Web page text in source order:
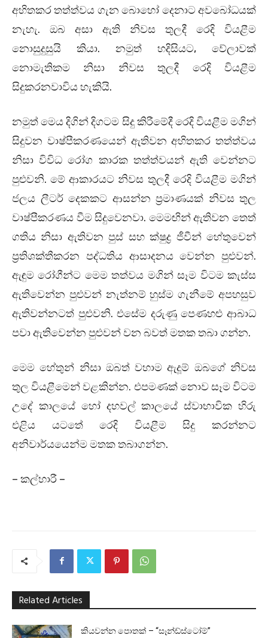
අහිතකර තත්ත්වය ගැන බොහෝ දෙනාට අවබෝධයක්
නැහැ. ඔබ අසා ඇති නිවස තුලදී රෙදි වියළීම
නොසුදුසුයි කියා. නමුත් හදිසියට, වේලාවක්
නොමැතිකම නිසා නිවස තුලදී රෙදි වියළීම
සිදුකරනවාවිය හැකියි.
නමුත් මෙය දිගින් දිගටම සිදු කිරීමේදී රෙදි වියළීම මගින්
සිදුවන වාෂ්පීකරණයෙන් ඇතිවන අහිතකර තත්ත්වය
නිසා විවිධ රෝග කාරක තත්ත්වයන් ඇති වෙන්නට
පුළුවනි. මේ ආකාරයට නිවස තුලදී රෙදි වියළීම මගින්
ජලය ලීටර් දෙකකට ආසන්න ප්‍රමාණයක් නිවස තුල
වාෂ්පීකරණය වීම සිදුවෙනවා. මෙමඟින් ඇතිවන තෙත්
ගතිය නිසා ඇතිවන පුස් සහ ක්ෂුද්‍ර ජීවීන් හේතුවෙන්
ප්‍රතිශක්තීකරන පද්ධතිය ආසාදනය වෙන්න පුළුවන්.
ඇඳුම රෝගීන්ට මෙම තත්වය මගින් සෑම විටම කැස්ස
ඇතිවෙන්න පුළුවන් නැත්නම් හුස්ම ගැනීමේ අපහසුව
ඇතිවන්නටත් පුළුවනි. එසේම දරුණු පෙණහළු ආබාධ
පවා ඇතිවෙන්න පුළුවන් වන බවත් මතක තබා ගන්න.
මෙම හේතුන් නිසා ඔබත් වහාම ඇදූම් ඔබගේ නිවස
තුල වියළීමෙන් වළකින්න. එපමණක් නොව සෑම විටම
උදේ කාලයේ හෝ දහවල් කාලයේ ස්වාභාවික හිරු
එළිය යටතේ රෙදි වියළීම සිදු කරන්නට
අනිවාර්යයෙන්ම මතක තබාගන්න.
– කල්හාරී –
Related Articles
කියවන්න පොතක් – “සෑන්ඩ්ස්ටෝම්”